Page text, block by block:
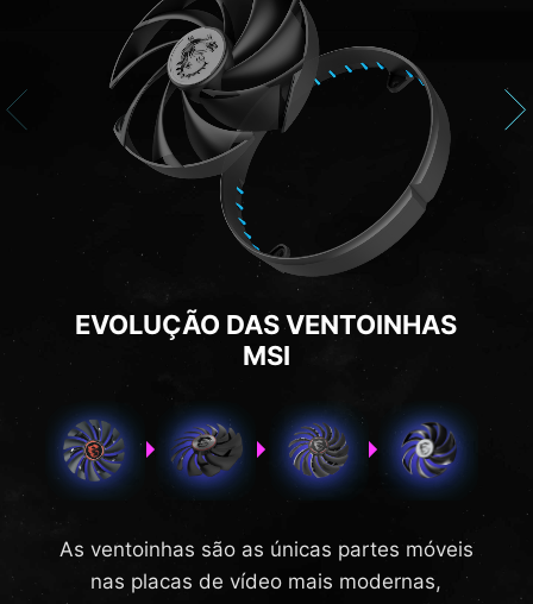
EVOLUÇÃO DAS VENTOINHAS
MSI
As ventoinhas são as únicas partes móveis
nas placas de vídeo mais modernas,